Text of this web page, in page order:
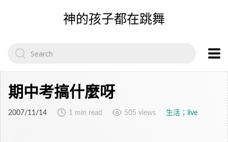
神的孩子都在跳舞
for:
期中考搞什麼呀
2007/11/14 1 min read 505 views 生活；live